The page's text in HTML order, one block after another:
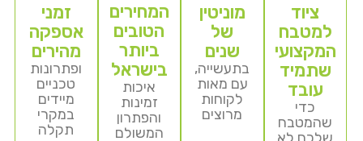
ציוד
למטבח
המקצועי
שתמיד
עובד
כדי
שהמטבח
מוניטין
של
שנים
בתעשייה,
עם מאות
לקוחות
מרוצים
המחירים
הטובים
ביותר
בישראל
איכות
זמינות
והפתרון
המשולם
זמני
אספקה
מהירים
ופתרונות
טכניים
מיידים
במקרי
תקלה